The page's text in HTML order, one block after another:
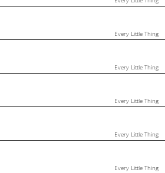
Every Little Thing
Every Little Thing
Every Little Thing
Every Little Thing
Every Little Thing